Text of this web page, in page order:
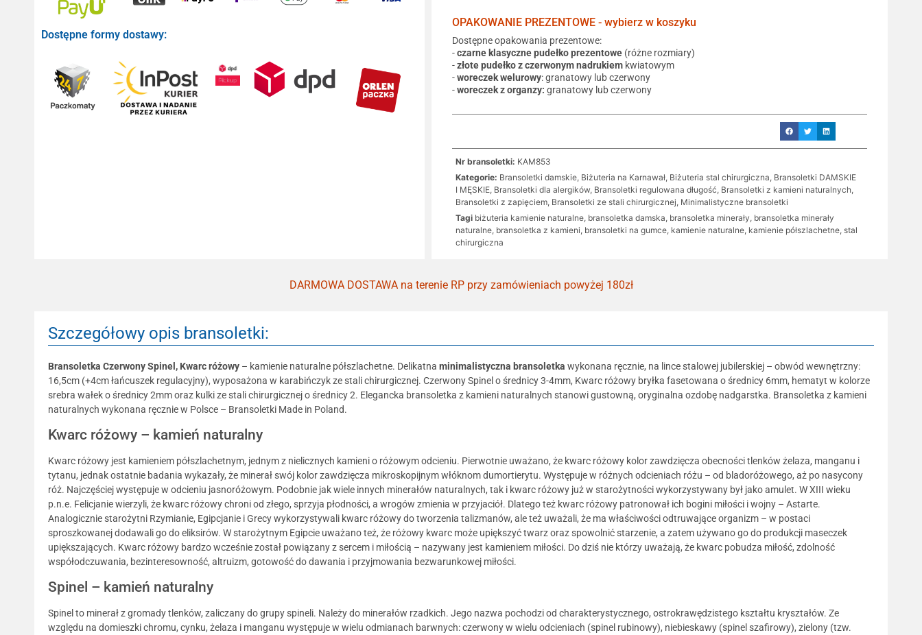
Dostępne formy dostawy:
OPAKOWANIE PREZENTOWE - wybierz w koszyku
Dostępne opakowania prezentowe:
-czarne klasyczne pudełko prezentowe (różne rozmiary)
-złote pudełko z czerwonym nadrukiem kwiatowym
-woreczek welurowy: granatowy lub czerwony
-woreczek z organzy: granatowy lub czerwony
Nr bransoletki: KAM853
Kategorie: Bransoletki damskie Biżuteria na Karnawał Biżuteria stal chirurgiczna Bransoletki DAMSKIE
I MĘSKIE Bransoletki dla alergików Bransoletki regulowana długość Bransoletki z kamieni naturalnych
Bransoletki z zapięciem Bransoletki ze stali chirurgicznej Minimalistyczne bransoletki
Tagi biżuteria kamienie naturalne bransoletka damska bransoletka minerały bransoletka minerały
naturalne bransoletka z kamieni bransoletki na gumce kamienie naturalne kamienie półszlachetne stal
chirurgiczna
DARMOWA DOSTAWA na terenie RP przy zamówieniach powyżej 180zł
Szczegółowy opis bransoletki:
Bransoletka Czerwony Spinel, Kwarc różowy – kamienie naturalne półszlachetne. Delikatna minimalistyczna bransoletka wykonana ręcznie, na lince stalowej jubilerskiej – obwód wewnętrzny:
16,5cm (+4cm łańcuszek regulacyjny), wyposażona w karabińczyk ze stali chirurgicznej. Czerwony Spinel o średnicy 3-4mm, Kwarc różowy bryłka fasetowana o średnicy 6mm, hematyt w kolorze
srebra wałek o średnicy 2mm oraz kulki ze stali chirurgicznej o średnicy 2. Elegancka bransoletka z kamieni naturalnych stanowi gustowną, oryginalna ozdobę nadgarstka. Bransoletka z kamieni
naturalnych wykonana ręcznie w Polsce – Bransoletki Made in Poland.
Kwarc różowy – kamień naturalny
Kwarc różowy jest kamieniem półszlachetnym, jednym z nielicznych kamieni o różowym odcieniu. Pierwotnie uważano, że kwarc różowy kolor zawdzięcza obecności tlenków żelaza, manganu i
tytanu, jednak ostatnie badania wykazały, że minerał swój kolor zawdzięcza mikroskopijnym włóknom dumortierytu. Występuje w różnych odcieniach różu – od bladoróżowego, aż po nasycony
róż. Najczęściej występuje w odcieniu jasnoróżowym. Podobnie jak wiele innych minerałów naturalnych, tak i kwarc różowy już w starożytności wykorzystywany był jako amulet. W XIII wieku
p.n.e. Felicjanie wierzyli, że kwarc różowy chroni od złego, sprzyja płodności, a wrogów zmienia w przyjaciół. Dlatego też kwarc różowy patronował ich bogini miłości i wojny – Astarte.
Analogicznie starożytni Rzymianie, Egipcjanie i Grecy wykorzystywali kwarc różowy do tworzenia talizmanów, ale też uważali, że ma właściwości odtruwające organizm – w postaci
sproszkowanej dodawali go do eliksirów. W starożytnym Egipcie uważano też, że różowy kwarc może upiększyć twarz oraz spowolnić starzenie, a zatem używano go do produkcji maseczek
upiększających. Kwarc różowy bardzo wcześnie został powiązany z sercem i miłością – nazywany jest kamieniem miłości. Do dziś nie którzy uważają, że kwarc pobudza miłość, zdolność
współodczuwania, bezinteresowność, altruizm, gotowość do dawania i przyjmowania bezwarunkowej miłości.
Spinel – kamień naturalny
Spinel to minerał z gromady tlenków, zaliczany do grupy spineli. Należy do minerałów rzadkich. Jego nazwa pochodzi od charakterystycznego, ostrokrawędzistego kształtu kryształów. Ze
względu na domieszki chromu, cynku, żelaza i manganu występuje w wielu odmianach barwnych: czerwony w wielu odcieniach (spinel rubinowy), niebieskawy (spinel szafirowy), zielony (tzw.